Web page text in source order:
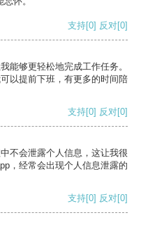
支持[0] 反对[0]
能够更轻松地完成工作任务。
以提前下班，有更多的时间陪
支持[0] 反对[0]
不会泄露个人信息，这让我很
，经常会出现个人信息泄露的
支持[0] 反对[0]